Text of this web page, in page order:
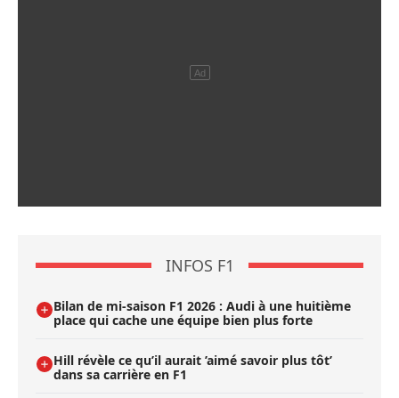
INFOS F1
Bilan de mi-saison F1 2026 : Audi à une huitième
place qui cache une équipe bien plus forte
Hill révèle ce qu’il aurait ’aimé savoir plus tôt’
dans sa carrière en F1